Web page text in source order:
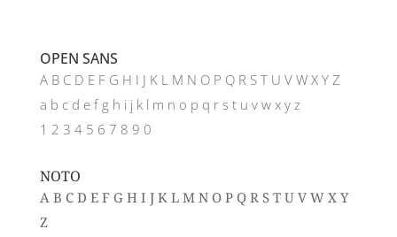
OPEN SANS
A B C D E F G H I J K L M N O P Q R S T U V W X Y Z
a b c d e f g h i j k l m n o p q r s t u v w x y z
1 2 3 4 5 6 7 8 9 0
NOTO
A B C D E F G H I J K L M N O P Q R S T U V W X Y
Z